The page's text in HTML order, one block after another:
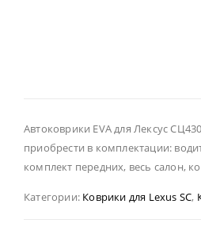
Автоковрики EVA для Лексус
приобрести в комплектации:
комплект передних, весь салон,
Категории: Коврики для Lexus SC,